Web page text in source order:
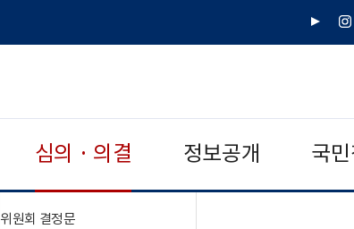
유
인
심의 · 의결 정보공개 국
위원회 결정문"접기,펼치기"